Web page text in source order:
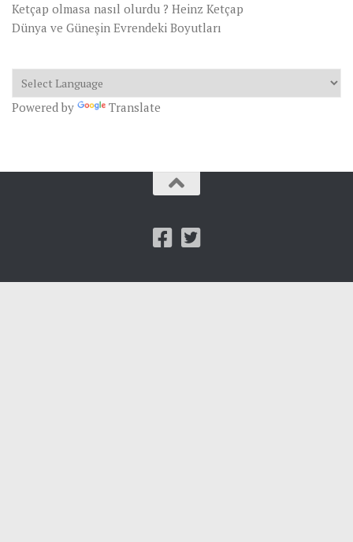
Ketçap olmasa nasıl olurdu ? Heinz Ketçap
Dünya ve Güneşin Evrendeki Boyutları
Powered by Translate